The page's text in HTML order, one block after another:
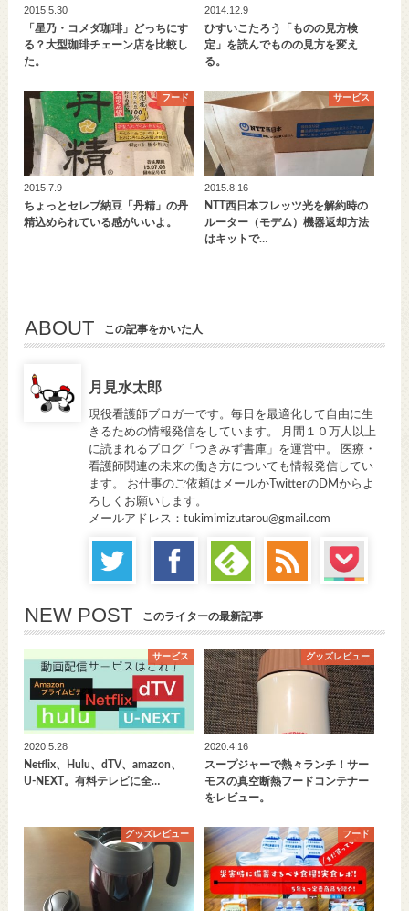
2015.5.30
「星乃・コメダ珈琲」どっちにす
る？大型珈琲チェーン店を比較し
た。
2014.12.9
ひすいこたろう「ものの見方検
定」を読んでものの見方を変え
る。
フード
2015.7.9
ちょっとセレブ納豆「丹精」の丹
精込められている感がいいよ。
サービス
2015.8.16
NTT西日本フレッツ光を解約時の
ルーター（モデム）機器返却方法
はキットで…
ABOUT この記事をかいた人
月見水太郎
現役看護師ブロガーです。毎日を最適化して自由に生
きるための情報発信をしています。 月間１０万人以上
に読まれるブログ「つきみず書庫」を運営中。 医療・
看護師関連の未来の働き方についても情報発信してい
ます。 お仕事のご依頼はメールかTwitterのDMからよ
ろしくお願いします。
メールアドレス：tukimimizutarou@gmail.com
NEW POST このライターの最新記事
サービス
2020.5.28
Netflix、Hulu、dTV、amazon、
U-NEXT。有料テレビに全…
グッズレビュー
2020.4.16
スープジャーで熱々ランチ！サー
モスの真空断熱フードコンテナー
をレビュー。
グッズレビュー フード